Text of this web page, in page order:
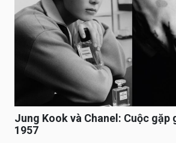
Jung Kook và Chanel: Cuộc gặp
1957